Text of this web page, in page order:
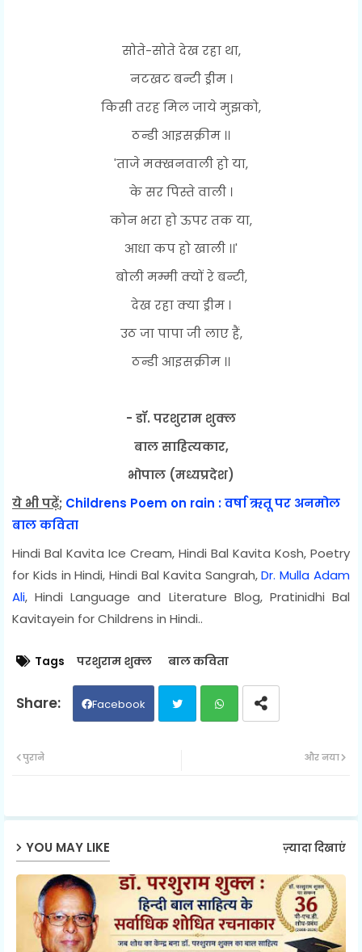
सोते-सोते देख रहा था,
नटखट बन्टी ड्रीम ।
किसी तरह मिल जाये मुझको,
ठन्डी आइसक्रीम ।।
'ताजे मक्खनवाली हो या,
के सर पिस्ते वाली ।
कोन भरा हो ऊपर तक या,
आधा कप हो खाली ।।'
बोली मम्मी क्यों रे बन्टी,
देख रहा क्या ड्रीम ।
उठ जा पापा जी लाए हैं,
ठन्डी आइसक्रीम ।।
- डॉ. परशुराम शुक्ल
बाल साहित्यकार,
भोपाल (मध्यप्रदेश)
ये भी पढ़ें; Childrens Poem on rain : वर्षा ऋतू पर अनमोल
बाल कविता
Hindi Bal Kavita Ice Cream, Hindi Bal Kavita Kosh, Poetry
for Kids in Hindi, Hindi Bal Kavita Sangrah,Dr. Mulla Adam
Ali, Hindi Language and Literature Blog, Pratinidhi Bal
Kavitayein for Childrens in Hindi..
Tags परशुराम शुक्ल बाल कविता
Facebook
ap
और नया
पुराने
YOU MAY LIKE ज़्यादा दिखाएं